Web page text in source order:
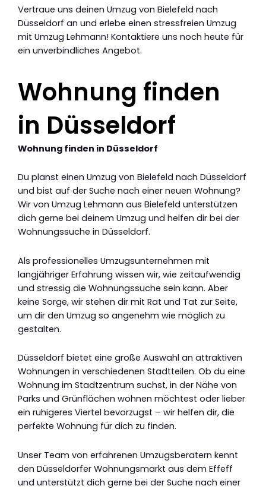
Vertraue uns deinen Umzug von Bielefeld nach
Düsseldorf an und erlebe einen stressfreien Umzug
mit Umzug Lehmann! Kontaktiere uns noch heute für
ein unverbindliches Angebot.
Wohnung finden
in Düsseldorf
Wohnung finden in Düsseldorf
Du planst einen Umzug von Bielefeld nach Düsseldorf
und bist auf der Suche nach einer neuen Wohnung?
Wir von Umzug Lehmann aus Bielefeld unterstützen
dich gerne bei deinem Umzug und helfen dir bei der
Wohnungssuche in Düsseldorf.
Als professionelles Umzugsunternehmen mit
langjähriger Erfahrung wissen wir, wie zeitaufwendig
und stressig die Wohnungssuche sein kann. Aber
keine Sorge, wir stehen dir mit Rat und Tat zur Seite,
um dir den Umzug so angenehm wie möglich zu
gestalten.
Düsseldorf bietet eine große Auswahl an attraktiven
Wohnungen in verschiedenen Stadtteilen. Ob du eine
Wohnung im Stadtzentrum suchst, in der Nähe von
Parks und Grünflächen wohnen möchtest oder lieber
ein ruhigeres Viertel bevorzugst – wir helfen dir, die
perfekte Wohnung für dich zu finden.
Unser Team von erfahrenen Umzugsberatern kennt
den Düsseldorfer Wohnungsmarkt aus dem Effeff
und unterstützt dich gerne bei der Suche nach einer